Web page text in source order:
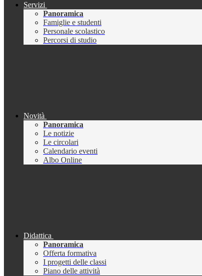
Servizi
Panoramica
Famiglie e studenti
Personale scolastico
Percorsi di studio
Novità
Panoramica
Le notizie
Le circolari
Calendario eventi
Albo Online
Didattica
Panoramica
Offerta formativa
I progetti delle classi
Piano delle attività